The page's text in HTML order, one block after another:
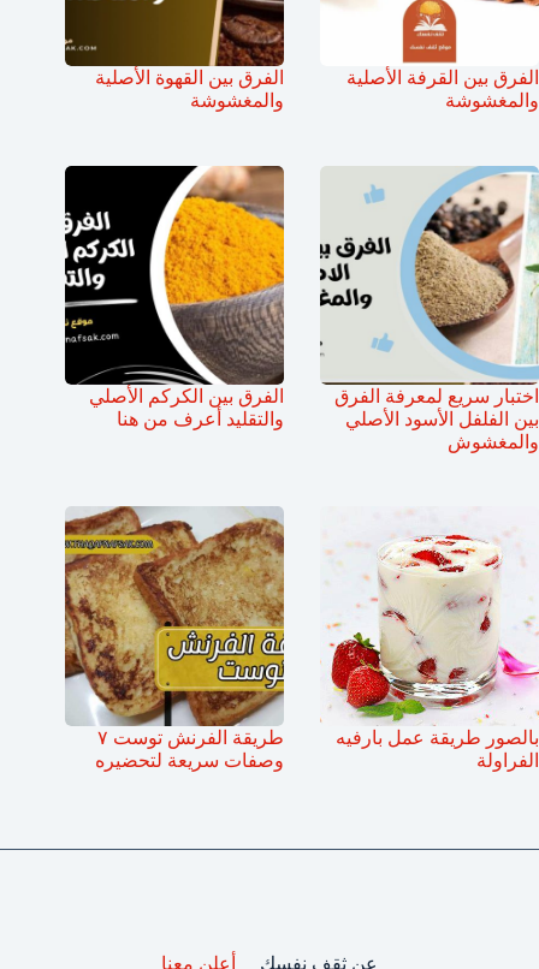
الفرق بين القرفة الأصلية
والمغشوشة
الفرق بين القهوة الأصلية
والمغشوشة
اختبار سريع لمعرفة الفرق
بين الفلفل الأسود الأصلي
والمغشوش
الفرق بين الكركم الأصلي
والتقليد أعرف من هنا
بالصور طريقة عمل بارفيه
الفراولة
طريقة الفرنش توست ٧
وصفات سريعة لتحضيره
عن ثقف نفسك أعلن معنا